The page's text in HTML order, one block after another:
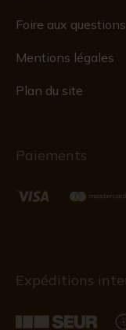
Foire aux questions
Mentions légales
Plan du site
Paiements
Expéditions